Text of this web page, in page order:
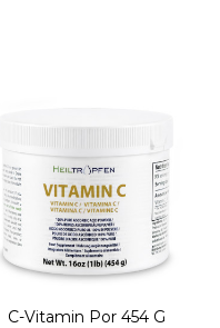
C-Vitamin Por 454 G